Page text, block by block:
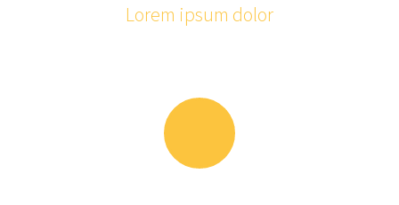
Lorem ipsum dolor